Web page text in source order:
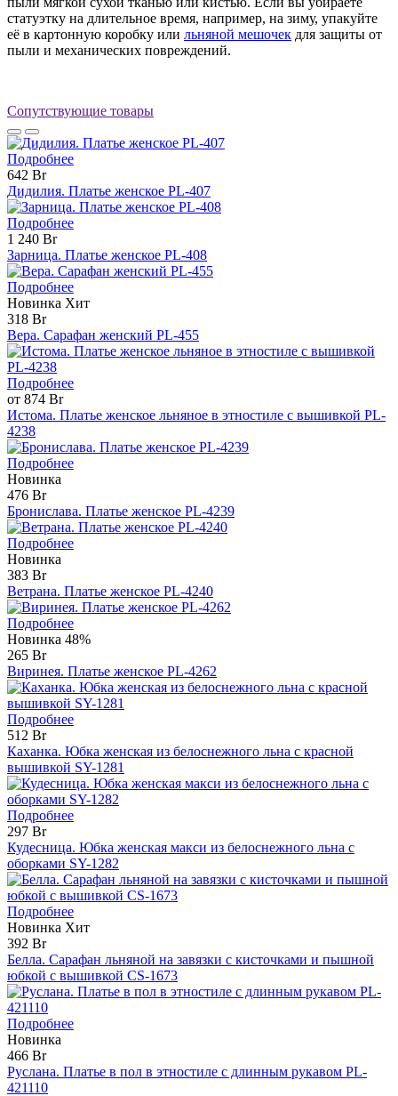
статуэтку на длительное время, например, на зиму, упакуйте
её в картонную коробку или льняной мешочек для защиты от
пыли и механических повреждений.
Сопутствующие товары
Подробнее
642 Br
Дидилия. Платье женское PL-407
Подробнее
1 240 Br
Зарница. Платье женское PL-408
Подробнее
Новинка Хит
318 Br
Вера. Сарафан женский PL-455
Подробнее
от 874 Br
Истома. Платье женское льняное в этностиле с вышивкой PL-
4238
Подробнее
Новинка
476 Br
Бронислава. Платье женское PL-4239
Подробнее
Новинка
383 Br
Ветрана. Платье женское PL-4240
Подробнее
Новинка 48%
265 Br
Виринея. Платье женское PL-4262
Подробнее
512 Br
Каханка. Юбка женская из белоснежного льна с красной
вышивкой SY-1281
Подробнее
297 Br
Кудесница. Юбка женская макси из белоснежного льна с
оборками SY-1282
Подробнее
Новинка Хит
392 Br
Белла. Сарафан льняной на завязки с кисточками и пышной
юбкой с вышивкой CS-1673
Подробнее
Новинка
466 Br
Руслана. Платье в пол в этностиле с длинным рукавом PL-
421110